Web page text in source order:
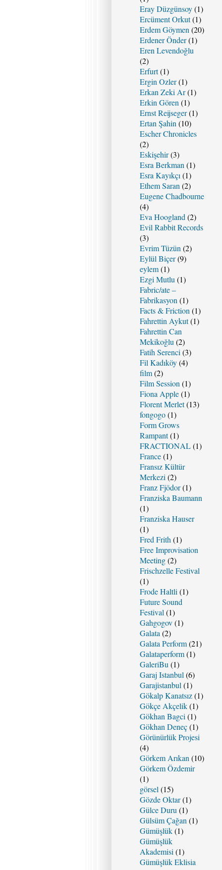
Eray Düzgünsoy(1)
Ercüment Orkut(1)
Erdem Göymen (20)
Erdener Önder(1)
Eren Levendoğlu
(2)
Erfurt(1)
Ergin Ozler(1)
Erkan Zeki Ar(1)
Erkin Gören (1)
Ernst Reijseger(1)
Ertan Şahin (10)
Escher Chronicles
(2)
Eskişehir(3)
Esra Berkman (1)
Esra Kayıkçı (1)
Ethem Saran (2)
Eugene Chadbourne
(4)
Eva Hoogland (2)
Evil Rabbit Records
(3)
Evrim Tüzün (2)
Eylül Biçer(9)
eylem(1)
Ezgi Mutlu (1)
Fabric/ate –
Fabrikasyon (1)
Facts & Friction (1)
Fahrettin Aykut(1)
Fahrettin Can
Mekikoğlu (2)
Fatih Serenci (3)
Fil Kadıköy(4)
film(2)
Film Session (1)
Fiona Apple(1)
Florent Merlet(13)
fongogo(1)
Form Grows
Rampant(1)
FRACTIONAL(1)
France(1)
Fransız Kültür
Merkezi (2)
Franz Fjödor(1)
Franziska Baumann
(1)
Franziska Hauser
(1)
Fred Frith (1)
Free Improvisation
Meeting(2)
Frischzelle Festival
(1)
Frode Haltli (1)
Future Sound
Festival (1)
Gahgogov(1)
Galata (2)
Galata Perform(21)
Galataperform(1)
GaleriBu (1)
Garaj Istanbul (6)
Garajistanbul (1)
Gökalp Kanatsız(1)
Gökçe Akçelik(1)
Gökhan Bagci (1)
Gökhan Deneç(1)
Görünürlük Projesi
(4)
Görkem Arıkan (10)
Görkem Özdemir
(1)
görsel (15)
Gözde Oktar(1)
Gülce Duru (1)
Gülsüm Çağan (1)
Gümüşlük(1)
Gümüşlük
Akademisi (1)
Gümüşlük Eklisia